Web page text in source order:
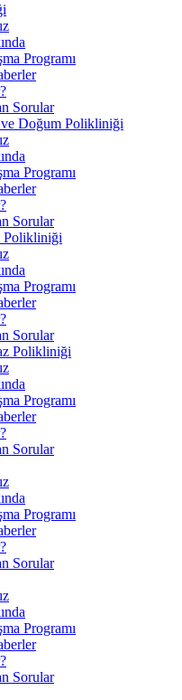
Programı
Sorular
ve Doğum Polikliniği
Programı
Sorular
Polikliniği
Programı
Sorular
Polikliniği
Programı
Sorular
Programı
Sorular
Programı
Sorular